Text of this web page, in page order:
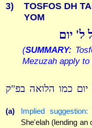
3)
TOSFOS DH
YOM
ל' יום
(SUMMARY:
Mezuzah apply
כמו הלואה בפ''ק
(a) Implied suggestion:
She'elah (lending